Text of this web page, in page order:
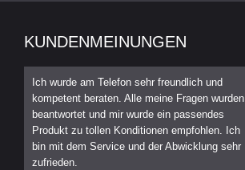
KUNDENMEINUNGEN
Ich wurde am Telefon sehr freundlich und
kompetent beraten. Alle meine Fragen wurden
beantwortet und mir wurde ein passendes
Produkt zu tollen Konditionen empfohlen. Ich
bin mit dem Service und der Abwicklung sehr
zufrieden.